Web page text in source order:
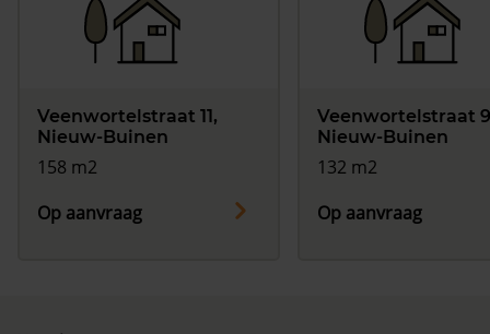
Veenwortelstraat 11,
Nieuw-Buinen
158 m2
Op aanvraag
Veenwortelstraat
Nieuw-Buinen
132 m2
Op aanvraag